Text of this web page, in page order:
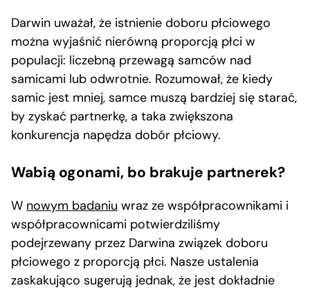
Darwin uważał, że istnienie doboru płciowego
można wyjaśnić nierówną proporcją płci w
populacji: liczebną przewagą samców nad
samicami lub odwrotnie. Rozumował, że kiedy
samic jest mniej, samce muszą bardziej się starać,
by zyskać partnerkę, a taka zwiększona
konkurencja napędza dobór płciowy.
Wabią ogonami, bo brakuje partnerek?
W nowym badaniu wraz ze współpracownikami i
współpracownicami potwierdziliśmy
podejrzewany przez Darwina związek doboru
płciowego z proporcją płci. Nasze ustalenia
zaskakująco sugerują jednak, że jest dokładnie